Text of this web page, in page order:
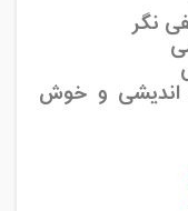
نگر
اندیشی و خوش